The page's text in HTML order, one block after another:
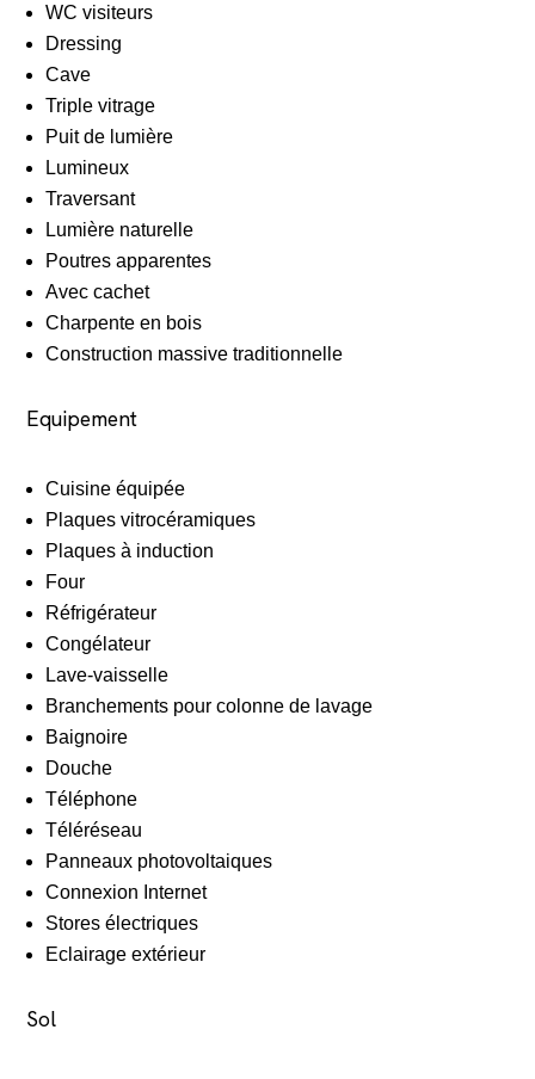
WC visiteurs
Dressing
Cave
Triple vitrage
Puit de lumière
Lumineux
Traversant
Lumière naturelle
Poutres apparentes
Avec cachet
Charpente en bois
Construction massive traditionnelle
Equipement
Cuisine équipée
Plaques vitrocéramiques
Plaques à induction
Four
Réfrigérateur
Congélateur
Lave-vaisselle
Branchements pour colonne de lavage
Baignoire
Douche
Téléphone
Téléréseau
Panneaux photovoltaiques
Connexion Internet
Stores électriques
Eclairage extérieur
Sol